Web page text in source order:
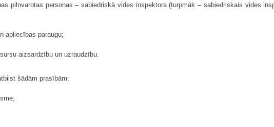
pilnvarotas personas – sabiedriskā vides inspektora (turpmāk – sabiedriskais vides
apliecības paraugu;
aizsardzību un uzraudzību.
šādām prasībām: